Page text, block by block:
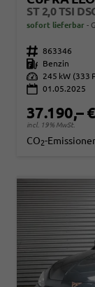
ST 2,0 TSI
sofort lieferbar
Fahrzeugnr. 863346
Kraftstoff
Benzin
Leistung
245 kW (333
01.05.2025
37.190,– €
incl. 19% MwSt.
CO2-